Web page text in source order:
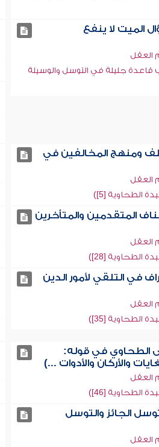
الميت لا ينفع
العقل
جليلة في التوسل والوسيلة
ومنهج المخالفين في
العقل
الطحاوية [5])
المتقدمين والمتأخرين
العقل
الطحاوية [28])
في التلقي لأمور الدين
العقل
الطحاوية [35])
الطحاوي في قوله:
والأركان والأدوات ...)
العقل
الطحاوية [46])
الجائز والتوسل
العقل